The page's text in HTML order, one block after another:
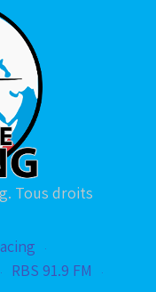
Tous droits
RBS 91.9 FM